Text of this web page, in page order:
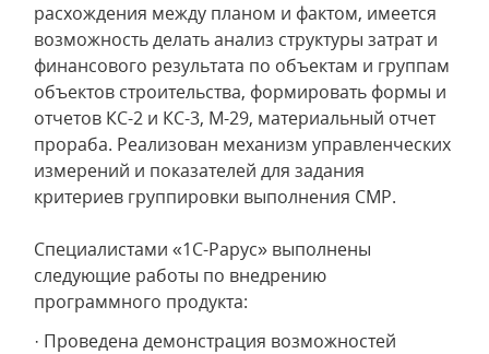
расхождения между планом и фактом, имеется
возможность делать анализ структуры затрат и
финансового результата по объектам и группам
объектов строительства, формировать формы и
отчетов КС-2 и КС-3, М-29, материальный отчет
прораба. Реализован механизм управленческих
измерений и показателей для задания
критериев группировки выполнения СМР.
Специалистами «1С-Рарус» выполнены
следующие работы по внедрению
программного продукта:
· Проведена демонстрация возможностей